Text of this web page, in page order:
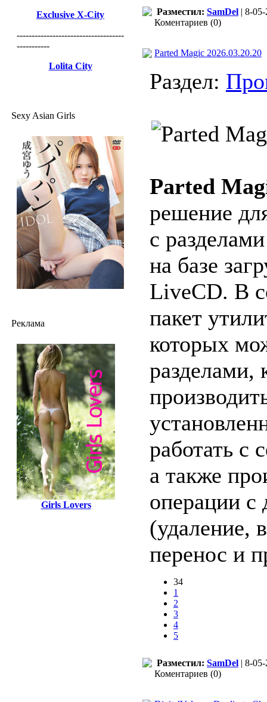
Exclusive X-City
------------------------------------
-----------
Lolita City
Sexy Asian Girls
Реклама
Girls Lovers
Разместил: SamDel | 8-
Коментариев (0)
Parted Magic 2026.03.20.20
Раздел:
Parted
решение
с
на базе
LiveCD. В
пакет
которых
разделами,
работать с
а также
операции
(удаление,
перенос и
34
1
2
3
4
5
Разместил: SamDel | 8-
Коментариев (0)